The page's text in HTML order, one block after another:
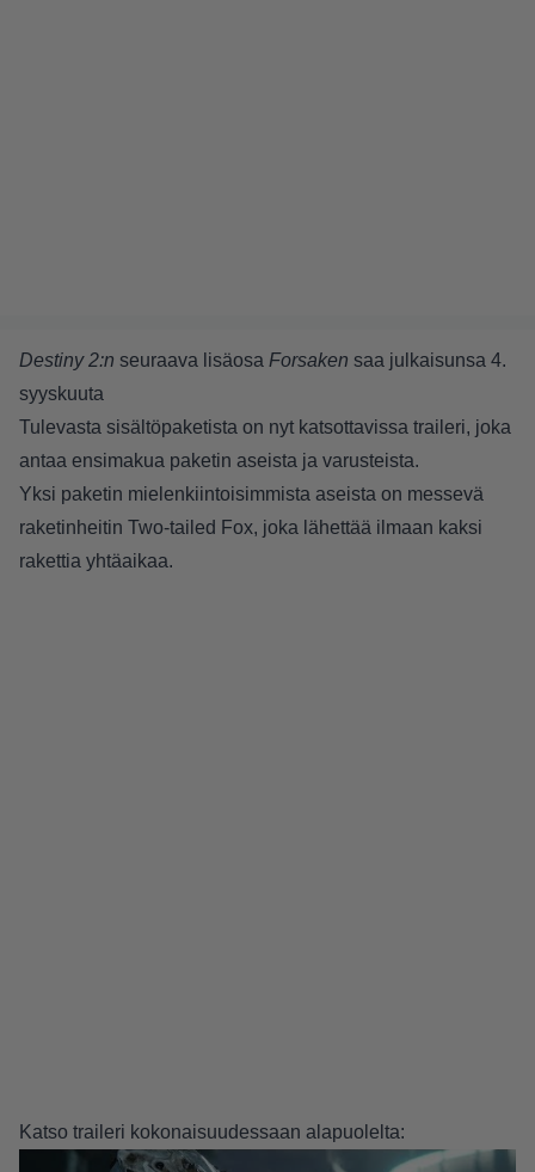
Destiny 2:n seuraava lisäosa Forsaken saa julkaisunsa 4.
syyskuuta
Tulevasta sisältöpaketista on nyt katsottavissa traileri, joka
antaa ensimakua paketin aseista ja varusteista.
Yksi paketin mielenkiintoisimmista aseista on messevä
raketinheitin Two-tailed Fox, joka lähettää ilmaan kaksi
rakettia yhtäaikaa.
Katso traileri kokonaisuudessaan alapuolelta: